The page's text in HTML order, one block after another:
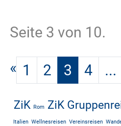
Seite 3 von 10.
« 1 2 3 4 ...
ZiK Rom ZiK
Italien Wellnesreisen Vereinsreisen